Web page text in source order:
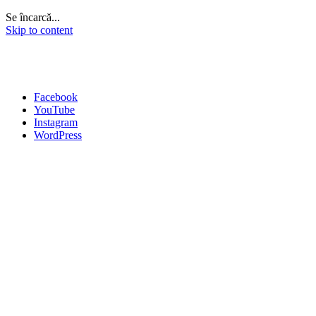
Se încarcă...
Skip to content
Facebook
YouTube
Instagram
WordPress